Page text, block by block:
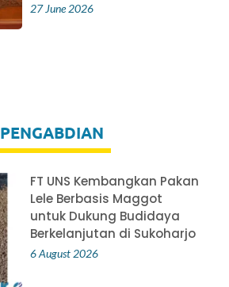
27 June 2026
PENGABDIAN
FT UNS Kembangkan Pakan
Lele Berbasis Maggot
untuk Dukung Budidaya
Berkelanjutan di Sukoharjo
6 August 2026